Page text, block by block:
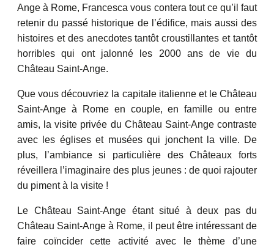
Ange à Rome, Francesca vous contera tout ce qu’il faut
retenir du passé historique de l’édifice, mais aussi des
histoires et des anecdotes tantôt croustillantes et tantôt
horribles qui ont jalonné les 2000 ans de vie du
Château Saint-Ange.
Que vous découvriez la capitale italienne et le Château
Saint-Ange à Rome en couple, en famille ou entre
amis, la visite privée du Château Saint-Ange contraste
avec les églises et musées qui jonchent la ville. De
plus, l’ambiance si particulière des Châteaux forts
réveillera l’imaginaire des plus jeunes : de quoi rajouter
du piment à la visite !
Le Château Saint-Ange étant situé à deux pas du
Château Saint-Ange à Rome, il peut être intéressant de
faire coïncider cette activité avec le thème d’une